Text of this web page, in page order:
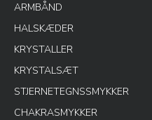
ARMBÅND
HALSKÆDER
KRYSTALLER
KRYSTALSÆT
STJERNETEGNSSMYKKER
CHAKRASMYKKER